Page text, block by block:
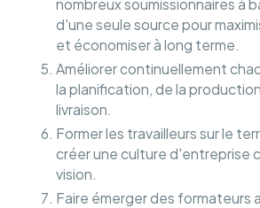
nombreux soumissionnaires à
d'une seule source pour
et économiser à long terme.
Améliorer continuellement
la planification, de la
livraison.
Former les travailleurs sur le
créer une culture d'entreprise
vision.
Faire émerger des formateurs